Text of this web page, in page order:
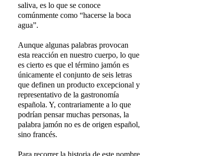
saliva, es lo que se conoce
comúnmente como “hacerse la boca
agua”.
Aunque algunas palabras provocan
esta reacción en nuestro cuerpo, lo que
es cierto es que el término jamón es
únicamente el conjunto de seis letras
que definen un productoexcepcional y
representativode la gastronomía
española. Y, contrariamente a lo que
podrían pensar muchas personas, la
palabra jamón no es de origen español,
sino francés.
Para recorrer la historia de este nombre